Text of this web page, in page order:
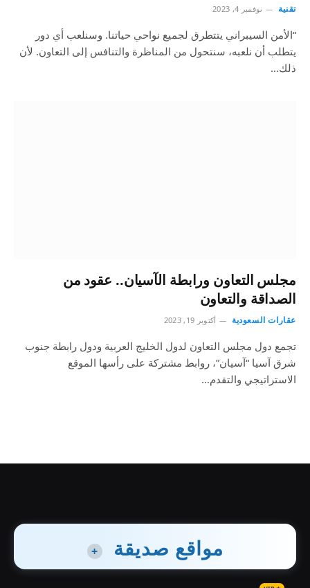
تقنية نوفمبر 4, 2023
“الأمن السيبراني يتتطرق لجميع نواحي حياتنا. وسنلعب أي دور
يتطلب أن نلعبه، سنتحول من المناظرة والتنافس إلى التعاون. لأن
ذلك…
مجلس التعاون ورابطة الآسيان.. عقود من
الصداقة والتعاون
عقارات السعودية أكتوبر 19, 2023
تجمع دول مجلس التعاون لدول الخليج العربية ودول رابطة جنوب
شرق آسيا “آسيان”، روابط مشتركة على رأسها الموقع
الاستراتيجي والتقدم…
مواقع صديقة +